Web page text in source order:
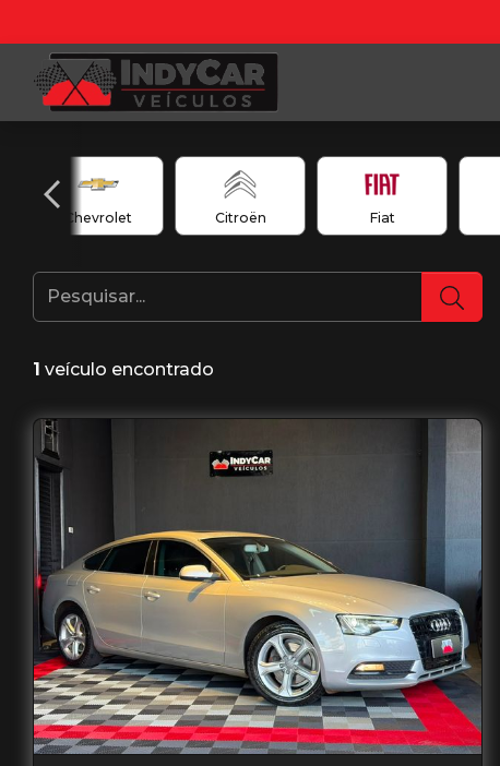
Chevrolet Citroën Fiat
1 veículo encontrado